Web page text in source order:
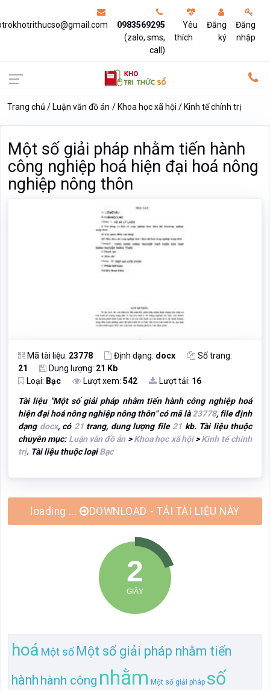
0983569295
(zalo, sms,
call)
Yêu
thích
Đăng
ký
Đăng
nhập
Trang chủ Luận văn đồ án Khoa học xã hội Kinh tế chính trị
Một số giải pháp nhằm tiến hành
công nghiệp hoá hiện đại hoá nông
nghiệp nông thôn
Mã tài liệu: 23778 Định dạng: docx
Số trang:
21
Dung lượng: 21 Kb
Loại: Bạc Lượt xem: 542 Lượt tải: 16
Tài liệu "Một số giải pháp nhằm tiến hành công nghiệp hoá
hiện đại hoá nông nghiệp nông thôn" có mã là23778, file định
dạng docx, có 21trang, dung lượng file 21 kb. Tài liệu thuộc
chuyên mục: Luận văn đồ án>Khoa học xã hội>Kinh tế chính
trị. Tài liệu thuộc loạiBạc
loading ... DOWNLOAD - TẢI TÀI LIỆU NÀY
hoá Một số Một số giải pháp nhằm tiến
hành hành công nhằm Một số giải pháp số